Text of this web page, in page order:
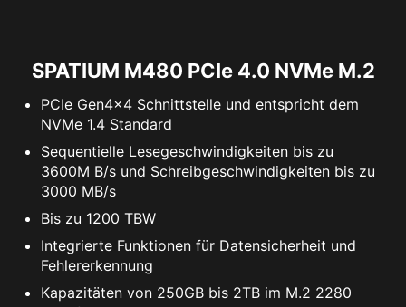
SPATIUM M480 PCIe 4.0 NVMe M.2
PCIe Gen4x4 Schnittstelle und entspricht dem
NVMe 1.4 Standard
Sequentielle Lesegeschwindigkeiten bis zu
3600M B/s und Schreibgeschwindigkeiten bis zu
3000 MB/s
Bis zu 1200 TBW
Integrierte Funktionen für Datensicherheit und
Fehlererkennung
Kapazitäten von 250GB bis 2TB im M.2 2280